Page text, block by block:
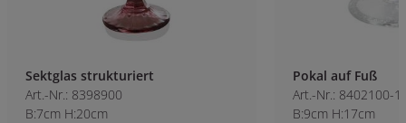
Sektglas strukturiert
Art.-Nr.: 8398900
B:7cm H:20cm
Pokal auf Fuß
Art.-Nr.: 8402100-
B:9cm H:17cm